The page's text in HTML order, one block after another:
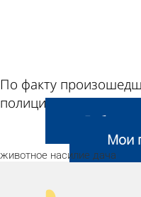
По факту
полицию.
Мои
животное насилие дача